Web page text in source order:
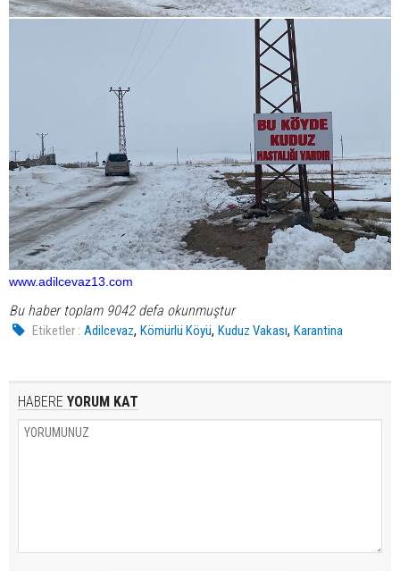
www.adilcevaz13.com
Bu haber toplam 9042 defa okunmuştur
Etiketler : Adilcevaz,Kömürlü Köyü,Kuduz Vakası,Karantina
HABERE YORUM KAT